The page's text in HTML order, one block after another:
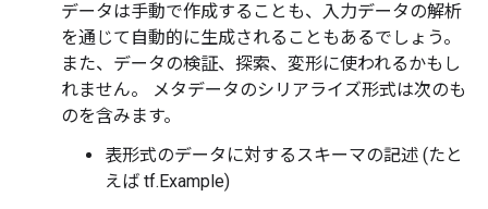
データは手動で作成することも、入力データの解析
を通じて自動的に生成されることもあるでしょう。
また、データの検証、探索、変形に使われるかもし
れません。 メタデータのシリアライズ形式は次のも
のを含みます。
表形式のデータに対するスキーマの記述 (たと
えば tf.Example)